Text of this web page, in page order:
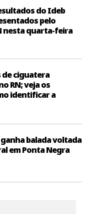
do Ideb
pelo
nesta quarta-feira
de ciguatera
RN; veja os
identificar a
balada voltada
em Ponta Negra